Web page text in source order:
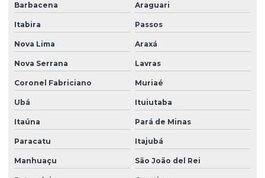
Barbacena Araguari
Itabira Passos
Nova Lima Araxá
Nova Serrana Lavras
Coronel Fabriciano Muriaé
Ubá Ituiutaba
Itaúna Pará de Minas
Paracatu Itajubá
Manhuaçu São João del Rei